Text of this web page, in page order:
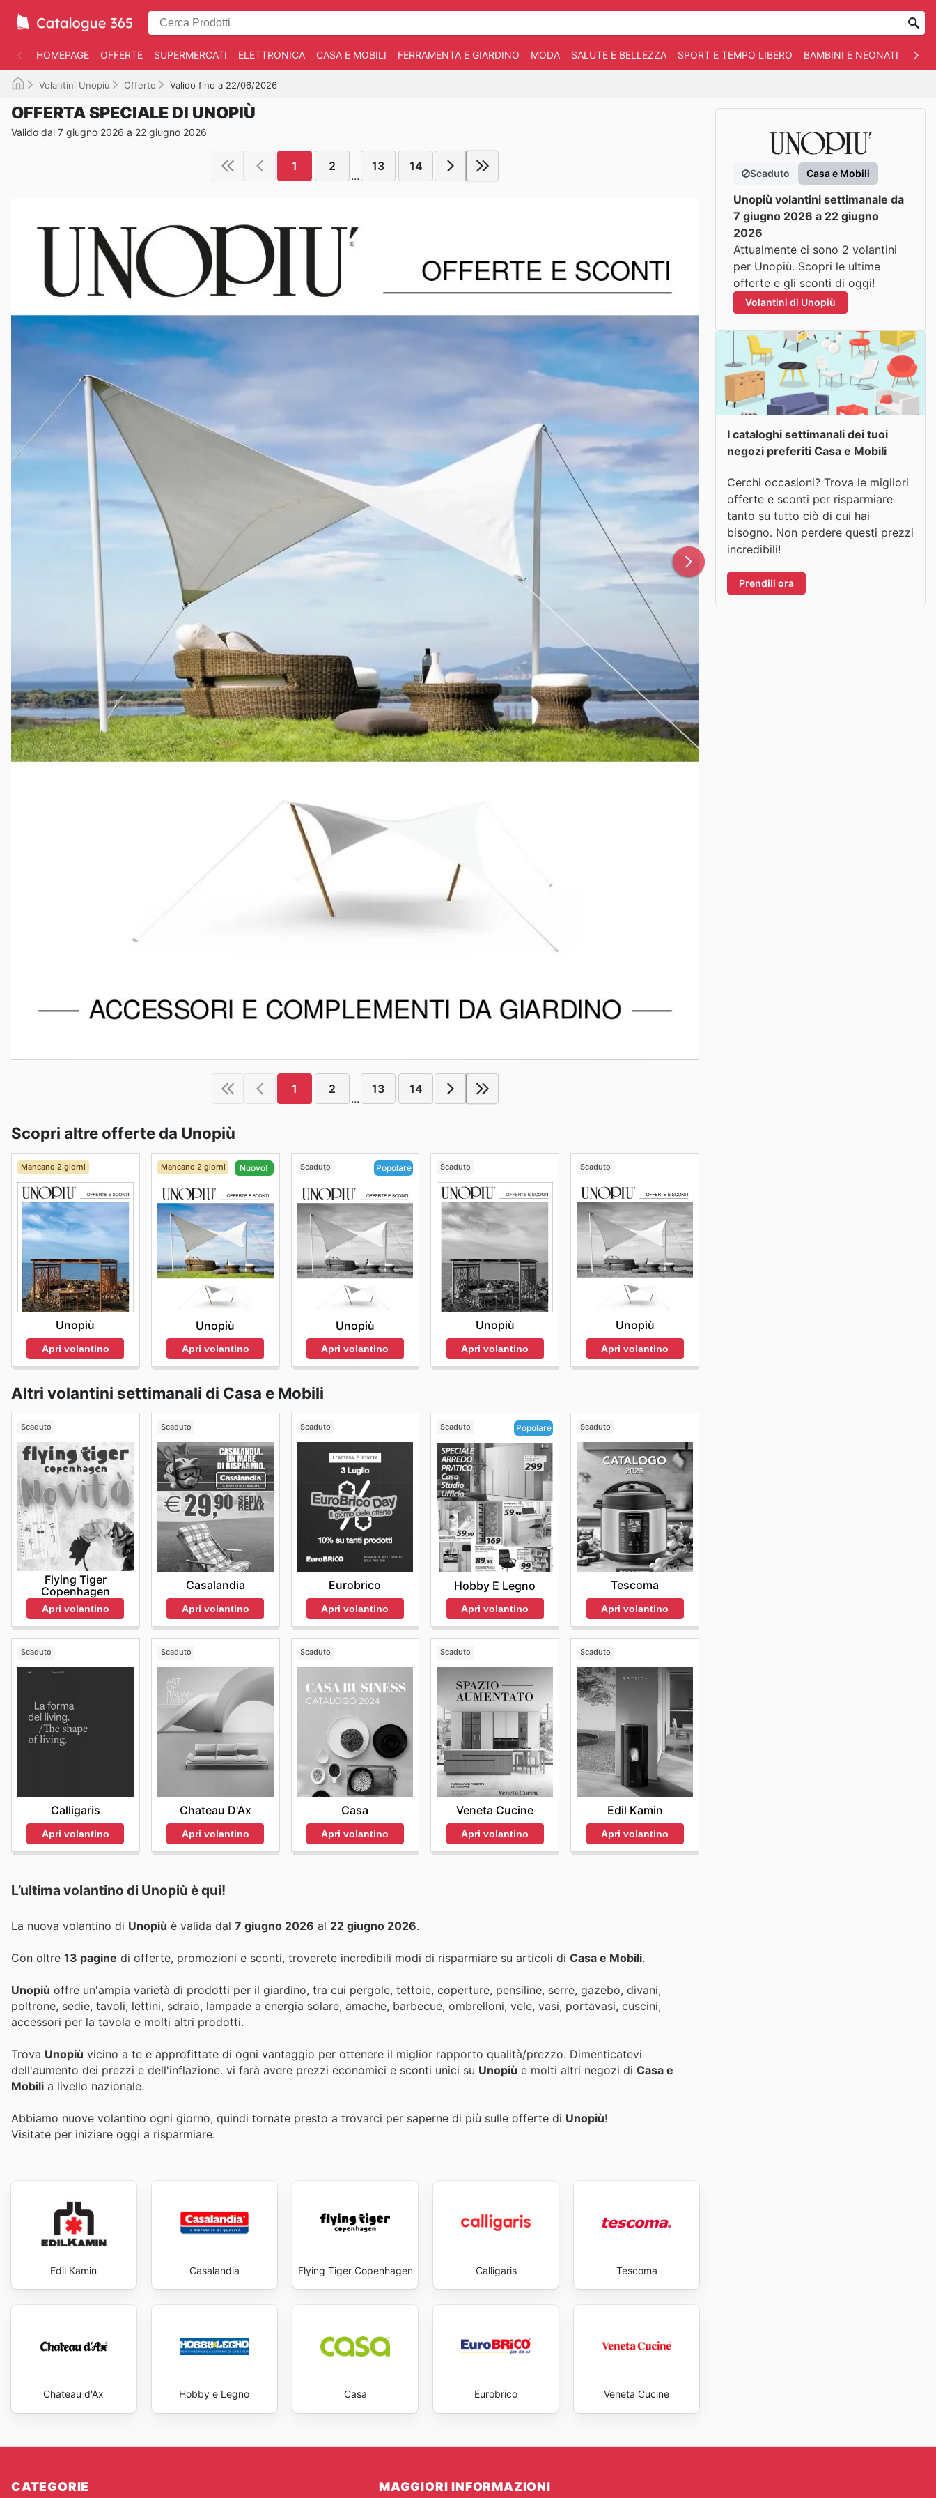
HOMEPAGE OFFERTE SUPERMERCATI ELETTRONICA CASA E MOBILI FERRAMENTA E GIARDINO MODA SALUTE E BELLEZZA SPORT E TEMPO LIBERO BAMBINI E NEONATI
Volantini Unopiù Offerte Valido fino a 22/06/2026
OFFERTA SPECIALE DI UNOPIÙ
Valido dal 7 giugno 2026 a 22 giugno 2026
1 2
...
13 14
1 2
...
13 14
Scopri altre offerte da Unopiù
Mancano 2 giorni
Unopiù
Apri volantino
Mancano 2 giorni Nuovo!
Unopiù
Apri volantino
Scaduto Popolare
Unopiù
Apri volantino
Scaduto
Unopiù
Apri volantino
Scaduto
Unopiù
Apri volantino
Altri volantini settimanali di Casa e Mobili
Scaduto
Flying Tiger
Copenhagen
Apri volantino
Scaduto
Casalandia
Apri volantino
Scaduto
Eurobrico
Apri volantino
Scaduto Popolare
Hobby E Legno
Apri volantino
Scaduto
Tescoma
Apri volantino
Scaduto
Calligaris
Apri volantino
Scaduto
Chateau D'Ax
Apri volantino
Scaduto
Casa
Apri volantino
Scaduto
Veneta Cucine
Apri volantino
Scaduto
Edil Kamin
Apri volantino
L’ultima volantino di Unopiù è qui!
La nuova volantino di Unopiù è valida dal 7 giugno 2026 al 22 giugno 2026.
Con oltre 13 pagine di offerte, promozioni e sconti, troverete incredibili modi di risparmiare su articoli di Casa e Mobili.
Unopiù offre un'ampia varietà di prodotti per il giardino, tra cui pergole, tettoie, coperture, pensiline, serre, gazebo, divani,
poltrone, sedie, tavoli, lettini, sdraio, lampade a energia solare, amache, barbecue, ombrelloni, vele, vasi, portavasi, cuscini,
accessori per la tavola e molti altri prodotti.
Trova Unopiù vicino a te e approfittate di ogni vantaggio per ottenere il miglior rapporto qualità/prezzo. Dimenticatevi
dell'aumento dei prezzi e dell'inflazione. vi farà avere prezzi economici e sconti unici su Unopiù e molti altri negozi di Casa e
Mobili a livello nazionale.
Abbiamo nuove volantino ogni giorno, quindi tornate presto a trovarci per saperne di più sulle offerte di Unopiù!
Visitate per iniziare oggi a risparmiare.
Edil Kamin Casalandia Flying Tiger Copenhagen Calligaris Tescoma
Chateau d'Ax Hobby e Legno Casa Eurobrico Veneta Cucine
Scaduto Casa e Mobili
Unopiù volantini settimanale da
7 giugno 2026 a 22 giugno
2026
Attualmente ci sono 2 volantini
per Unopiù. Scopri le ultime
offerte e gli sconti di oggi!
Volantini di Unopiù
I cataloghi settimanali dei tuoi
negozi preferiti Casa e Mobili
Cerchi occasioni? Trova le migliori
offerte e sconti per risparmiare
tanto su tutto ciò di cui hai
bisogno. Non perdere questi prezzi
incredibili!
Prendili ora
CATEGORIE MAGGIORI INFORMAZIONI